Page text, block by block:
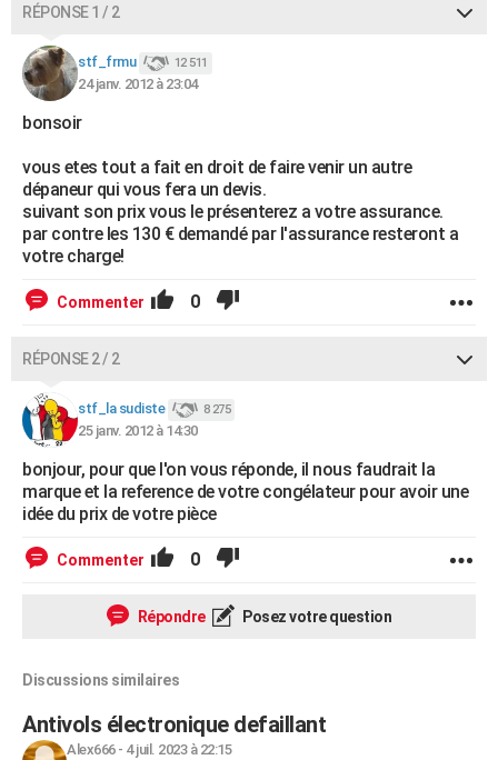
RÉPONSE 1 / 2
stf_frmu 12 511
24 janv. 2012 à 23:04
bonsoir
vous etes tout a fait en droit de faire venir un autre
dépaneur qui vous fera un devis.
suivant son prix vous le présenterez a votre assurance.
par contre les 130 € demandé par l'assurance resteront a
votre charge!
Commenter 0
RÉPONSE 2 / 2
stf_la sudiste 8 275
25 janv. 2012 à 14:30
bonjour, pour que l'on vous réponde, il nous faudrait la
marque et la reference de votre congélateur pour avoir une
idée du prix de votre pièce
Commenter 0
Répondre Posez votre question
Discussions similaires
Antivols électronique defaillant
Alex666- 4 juil. 2023 à 22:15